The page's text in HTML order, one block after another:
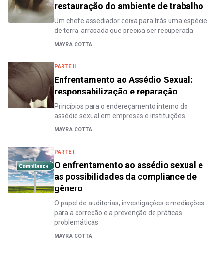
restauração do ambiente de trabalho
Um chefe assediador deixa para trás uma espécie
de terra-arrasada que precisa ser recuperada
MAYRA COTTA
PARTE II
Enfrentamento ao Assédio Sexual:
responsabilização e reparação
Princípios para o endereçamento interno do
assédio sexual em empresas e instituições
MAYRA COTTA
PARTE I
O enfrentamento ao assédio sexual e
as possibilidades da compliance de
gênero
O papel de auditorias, investigações e mediações
para a correção e a prevenção de práticas
problemáticas
MAYRA COTTA